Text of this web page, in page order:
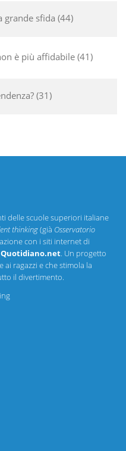
grande sfida 44
è più affidabile 41
31
delle scuole superiori italiane
thinking(già Osservatorio
con i siti internet di
Quotidiano.net. Un progetto
ai ragazzi e che stimola la
il divertimento.